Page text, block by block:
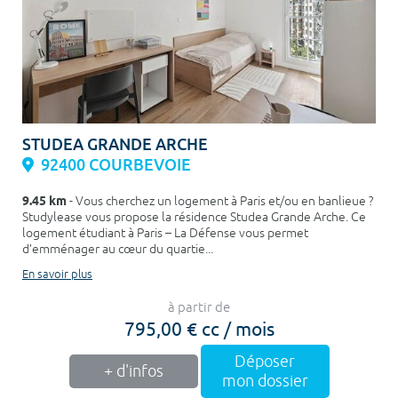
STUDEA GRANDE ARCHE
92400 COURBEVOIE
9.45 km- Vous cherchez un logement à Paris et/ou en banlieue ?
Studylease vous propose la résidence Studea Grande Arche. Ce
logement étudiant à Paris – La Défense vous permet
d’emménager au cœur du quartie...
En savoir plus
à partir de
795,00 € cc / mois
+ d'infos
Déposer
mon dossier